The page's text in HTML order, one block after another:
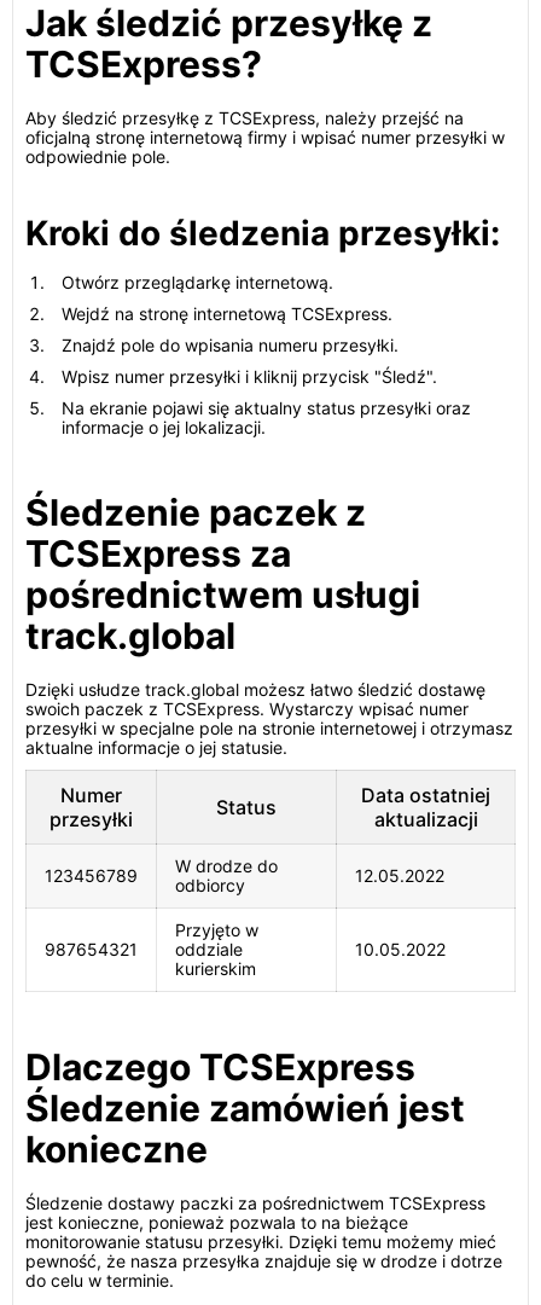
Jak śledzić przesyłkę z
TCSExpress?
Aby śledzić przesyłkę z TCSExpress, należy przejść na
oficjalną stronę internetową firmy i wpisać numer przesyłki w
odpowiednie pole.
Kroki do śledzenia przesyłki:
Otwórz przeglądarkę internetową.
Wejdź na stronę internetową TCSExpress.
Znajdź pole do wpisania numeru przesyłki.
Wpisz numer przesyłki i kliknij przycisk "Śledź".
Na ekranie pojawi się aktualny status przesyłki oraz
informacje o jej lokalizacji.
Śledzenie paczek z
TCSExpress za
pośrednictwem usługi
track.global
Dzięki usłudze track.global możesz łatwo śledzić dostawę
swoich paczek z TCSExpress. Wystarczy wpisać numer
przesyłki w specjalne pole na stronie internetowej i otrzymasz
aktualne informacje o jej statusie.
Numer
przesyłki
Status
Data ostatniej
aktualizacji
123456789
W drodze do
odbiorcy
12.05.2022
987654321
Przyjęto w
oddziale
kurierskim
10.05.2022
Dlaczego TCSExpress
Śledzenie zamówień jest
konieczne
Śledzenie dostawy paczki za pośrednictwem TCSExpress
jest konieczne, ponieważ pozwala to na bieżące
monitorowanie statusu przesyłki. Dzięki temu możemy mieć
pewność, że nasza przesyłka znajduje się w drodze i dotrze
do celu w terminie.